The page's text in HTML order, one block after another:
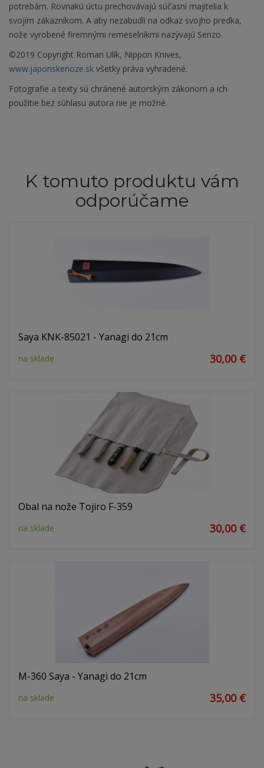
potrebám. Rovnakú úctu prechovávajú súčasní majitelia k
svojím zákazníkom. A aby nezabudli na odkaz svojho predka,
nože vyrobené firemnými remeselníkmi nazývajú Senzo.
©2019 Copyright Roman Ulík, Nippon Knives,
www.japonskenoze.sk všetky práva vyhradené.
Fotografie a texty sú chránené autorským zákonom a ich
použitie bez súhlasu autora nie je možné.
K tomuto produktu vám
odporúčame
Saya KNK-85021 - Yanagi do 21cm
na sklade 30,00 €
Obal na nože Tojiro F-359
na sklade 30,00 €
M-360 Saya - Yanagi do 21cm
na sklade 35,00 €